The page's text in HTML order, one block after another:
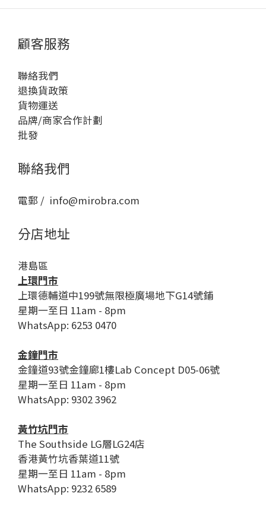
顧客服務
聯絡我們
退換貨政策
貨物運送
品牌/商家合作計劃
批發
聯絡我們
電郵 / info@mirobra.com
分店地址
港島區
上環門市
上環德輔道中199號無限極廣場地下G14號鋪
星期一至日 11am - 8pm
WhatsApp: 6253 0470
金鐘門市
金鐘道93號金鐘廊1樓Lab Concept D05-06號
星期一至日 11am - 8pm
WhatsApp: 9302 3962
黃竹坑門市
The Southside LG層LG24店
香港黃竹坑香葉道11號
星期一至日 11am - 8pm
WhatsApp: 9232 6589